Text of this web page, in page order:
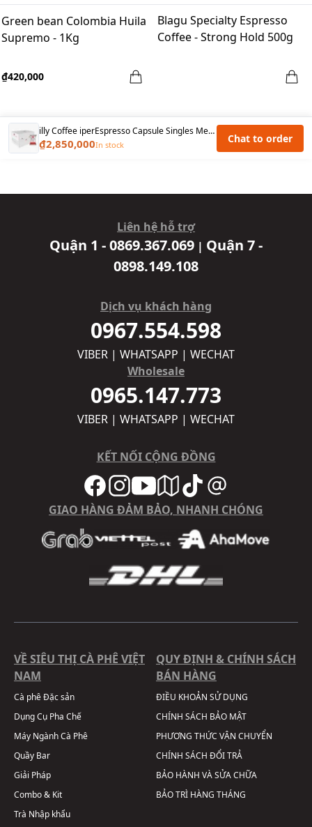
Green bean Colombia Huila
Supremo - 1Kg
₫420,000
Blagu Specialty Espresso
Coffee - Strong Hold 500g
illy Coffee iperEspresso Capsule Singles Medium Roast - 100 capsules/ Box
₫2,850,000In stock Chat to order
Liên hệ hỗ trợ
Quận 1 - 0869.367.069 | Quận 7 -
0898.149.108
Dịch vụ khách hàng
0967.554.598
VIBER | WHATSAPP | WECHAT
Wholesale
0965.147.773
VIBER | WHATSAPP | WECHAT
KẾT NỐI CỘNG ĐỒNG
GIAO HÀNG ĐẢM BẢO, NHANH CHÓNG
VỀ SIÊU THỊ CÀ PHÊ VIỆT
NAM
Cà phê Đặc sản
Dụng Cụ Pha Chế
Máy Ngành Cà Phê
Quầy Bar
Giải Pháp
Combo & Kit
Trà Nhập khẩu
QUY ĐỊNH & CHÍNH SÁCH
BÁN HÀNG
ĐIỀU KHOẢN SỬ DỤNG
CHÍNH SÁCH BẢO MẬT
PHƯƠNG THỨC VẬN CHUYỂN
CHÍNH SÁCH ĐỔI TRẢ
BẢO HÀNH VÀ SỬA CHỮA
BẢO TRÌ HÀNG THÁNG